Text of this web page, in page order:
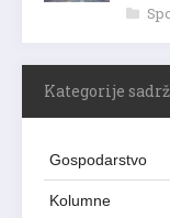
Kategorije
Gospodarstvo
Kolumne